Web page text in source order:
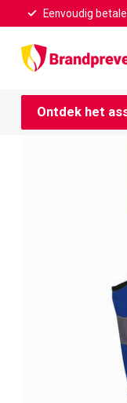
Eenvoudig
Ontdek het
Home / Hoofd